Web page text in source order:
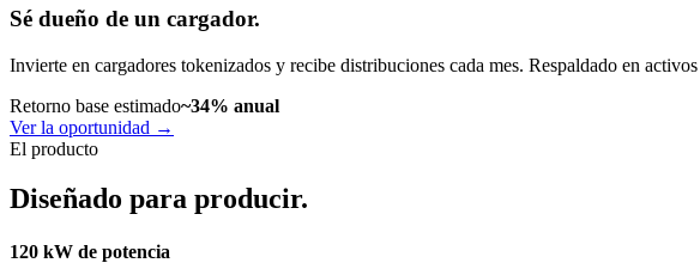
Sé dueño de un cargador.
Invierte en cargadores tokenizados y recibe distribuciones cada mes. Respaldado en
Retorno base estimado~34% anual
Ver la oportunidad →
El producto
Diseñado para producir.
120 kW de potencia